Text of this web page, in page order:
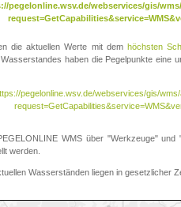
pegelonline.wsv.de/webservices/gis/
die aktuellen Werte mit dem höchsten
haben die Pegelpunkte eine
pegelonline.wsv.de/webservices/gis/
WMS über "Werkzeuge"
werden.
Wasserständen liegen in gesetzlicher